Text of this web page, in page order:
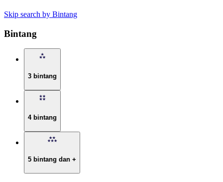
Skip search by Bintang
Bintang
3 bintang
4 bintang
5 bintang dan +